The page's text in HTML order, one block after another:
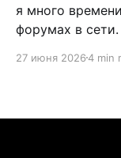
я много
форумах в
короткоствола
поводу
27 июня 20264 min